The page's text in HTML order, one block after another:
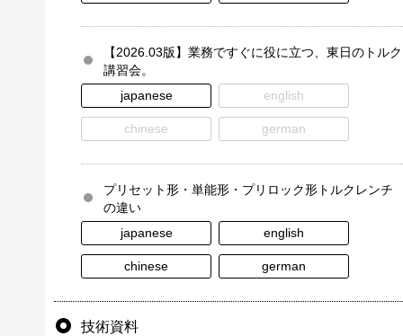
【2026.03版】業務ですぐに役に立つ、東日のトルク
講習会。
japanese
english
chinese german
プリセット形・単能形・プリロック形トルクレンチ
の違い
japanese
english
chinese german
技術資料